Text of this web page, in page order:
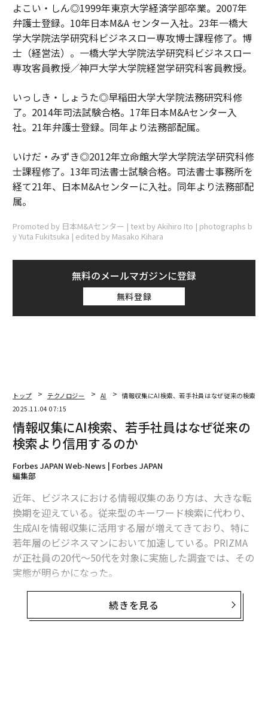
よこい・しん◎1999年東京大学経済学部卒業。2007年
弁護士登録。10年日本M&A センター入社。23年一橋大
学大学院法学研究科ビジネスロー専攻博士課程修了。博
士（経営法）。一橋大学大学院法学研究科ビジネスロー
専攻客員教授／神戸大学大学院経営学研究科客員教授。
いっしき・しょうた◎早稲田大学大学院法務研究科修
了。2014年司法試験合格。17年日本M&Aセンター入
社。21年弁護士登録。同年より法務部配属。
いけだ・みずき◎2012年立命館大学大学院法学研究科修
士課程修了。13年司法書士試験合格。司法書士事務所を
経て21年、日本M&Aセンターに入社。同年より法務部配
属。
Promoted by 日本M&Aセンター | text by Akihiro Ito | photographs b
y Yuta Fukitsuka | edited by Masako Kihara
無料のメールマガジンに登録
無料登録
トップ テクノロジー AI
情報収集にAI検索、若手社員はなぜ従来の検索よ
2025.11.04 07:15
情報収集にAI検索、若手社員はなぜ従来の
検索より信用するのか
Forbes JAPAN Web-News | Forbes JAPAN
編集部
近年、ビジネスにおける情報収集のあり方は、大きな転
換期を迎えている。従来型のキーワード検索に代わり、
生成AIを情報収集に活用する層が増えてきており、特に
若年層のビジネスマンにおいて加速している。PRIZMA
が正社員の20代〜50代を対象に実施した調査では、その
実態が明らかになった。
まず生成AIの利用率は、20代で72%、30代で65％と高い
水準にある。一方、40代は52%、50代は48％という結
続きを見る